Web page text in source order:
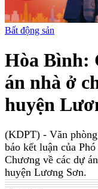
Bất động sản
Hòa Bình:
án nhà ở
huyện
(KDPT) - Văn
báo kết luận của
Chương về các dự
huyện Lương Sơn.